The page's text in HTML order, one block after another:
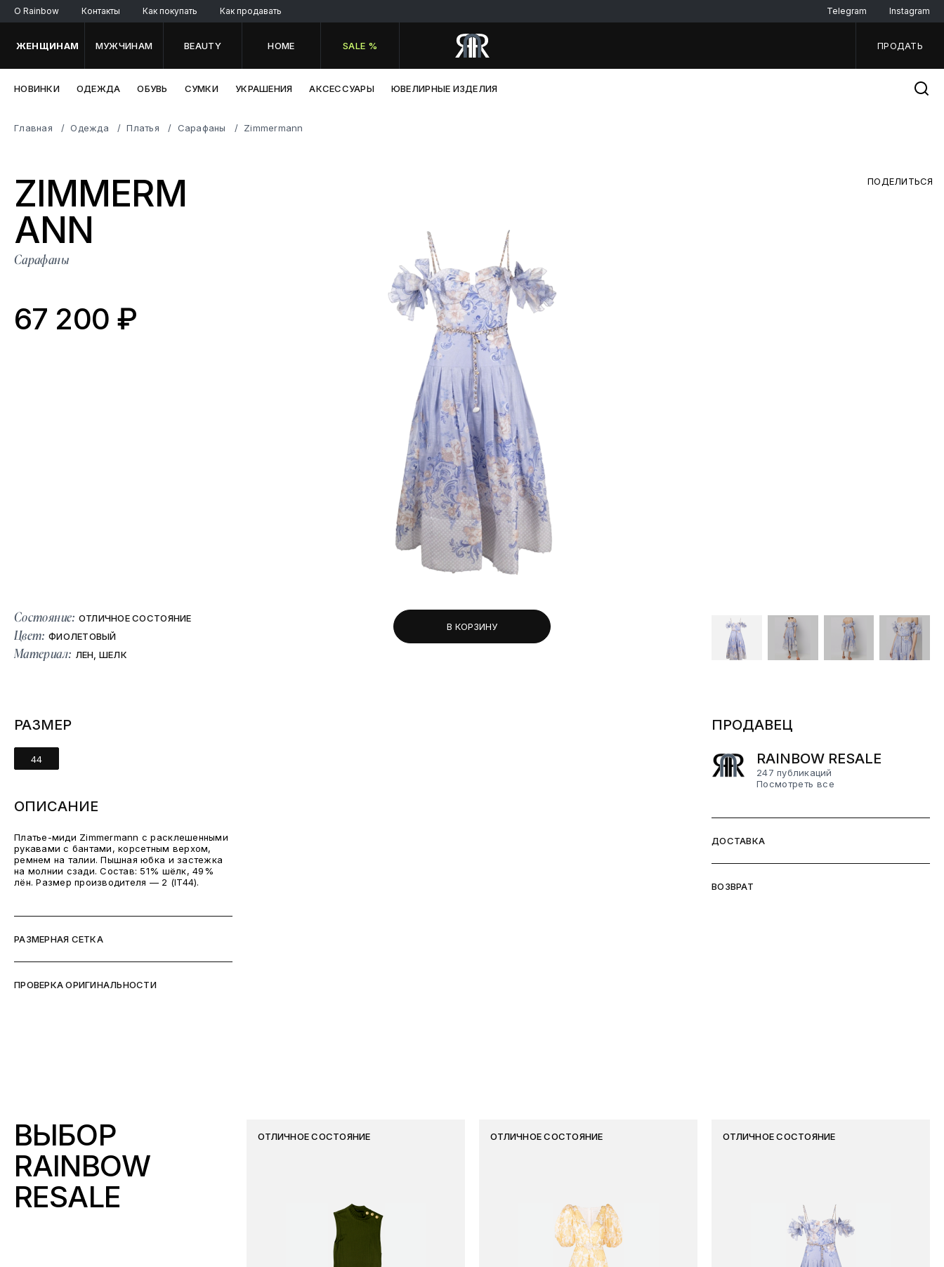
O Rainbow Контакты Как покупать Как продавать Telegram Instagram
ЖЕНЩИНАМ МУЖЧИНАМ BEAUTY HOME SALE % ПРОДАТЬ
НОВИНКИ ОДЕЖДА ОБУВЬ СУМКИ УКРАШЕНИЯ АКСЕССУАРЫ ЮВЕЛИРНЫЕ ИЗДЕЛИЯ
Главная Одежда Платья Сарафаны Zimmermann
ZIMMERM
ANN
Сарафаны
67 200 ₽
Состояние: ОТЛИЧНОЕ СОСТОЯНИЕ
Цвет: ФИОЛЕТОВЫЙ
Материал: ЛЕН, ШЕЛК
В КОРЗИНУ
ПОДЕЛИТЬСЯ
РАЗМЕР
44
ОПИСАНИЕ
Платье-миди Zimmermann с расклешенными
рукавами с бантами, корсетным верхом,
ремнем на талии. Пышная юбка и застежка
на молнии сзади. Состав: 51% шёлк, 49%
лён. Размер производителя — 2 (IT44).
РАЗМЕРНАЯ СЕТКА
ПРОВЕРКА ОРИГИНАЛЬНОСТИ
ПРОДАВЕЦ
RAINBOW RESALE
247 публикаций
Посмотреть все
ДОСТАВКА
ВОЗВРАТ
ВЫБОР
RAINBOW
RESALE
ОТЛИЧНОЕ СОСТОЯНИЕ ОТЛИЧНОЕ СОСТОЯНИЕ ОТЛИЧНОЕ СОСТОЯНИЕ